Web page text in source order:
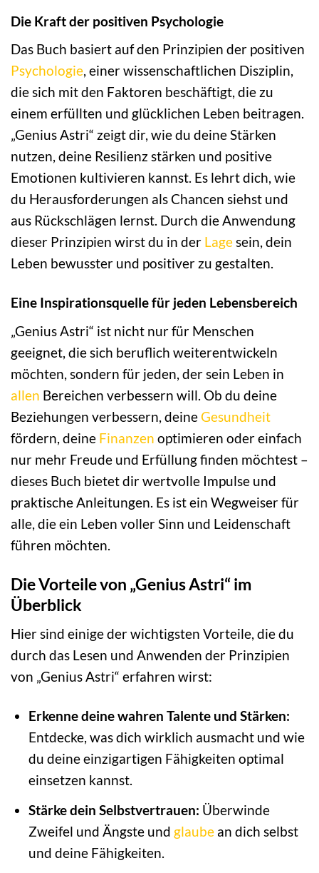
Die Kraft der positiven Psychologie
Das Buch basiert auf den Prinzipien der positiven
Psychologie, einer wissenschaftlichen Disziplin,
die sich mit den Faktoren beschäftigt, die zu
einem erfüllten und glücklichen Leben beitragen.
„Genius Astri“ zeigt dir, wie du deine Stärken
nutzen, deine Resilienz stärken und positive
Emotionen kultivieren kannst. Es lehrt dich, wie
du Herausforderungen als Chancen siehst und
aus Rückschlägen lernst. Durch die Anwendung
dieser Prinzipien wirst du in der Lagesein, dein
Leben bewusster und positiver zu gestalten.
Eine Inspirationsquelle für jeden Lebensbereich
„Genius Astri“ ist nicht nur für Menschen
geeignet, die sich beruflich weiterentwickeln
möchten, sondern für jeden, der sein Leben in
allen Bereichen verbessern will. Ob du deine
Beziehungen verbessern, deineGesundheit
fördern, deine Finanzen optimieren oder einfach
nur mehr Freude und Erfüllung finden möchtest –
dieses Buch bietet dir wertvolle Impulse und
praktische Anleitungen. Es ist ein Wegweiser für
alle, die ein Leben voller Sinn und Leidenschaft
führen möchten.
Die Vorteile von „Genius Astri“ im
Überblick
Hier sind einige der wichtigsten Vorteile, die du
durch das Lesen und Anwenden der Prinzipien
von „Genius Astri“ erfahren wirst:
Erkenne deine wahren Talente und Stärken:
Entdecke, was dich wirklich ausmacht und wie
du deine einzigartigen Fähigkeiten optimal
einsetzen kannst.
Stärke dein Selbstvertrauen: Überwinde
Zweifel und Ängste und glaubean dich selbst
und deine Fähigkeiten.